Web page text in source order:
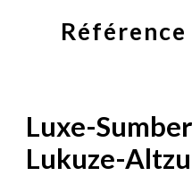
Luxe-
Lukuze-